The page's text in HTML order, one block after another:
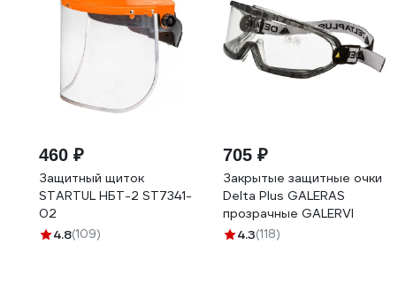
460 ₽
Защитный щиток
STARTUL НБТ-2 ST7341-
02
4.8(109)
705 ₽
Закрытые защитные очки
Delta Plus GALERAS
прозрачные GALERVI
4.3(118)